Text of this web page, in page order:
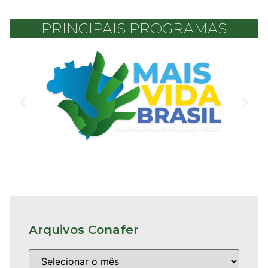
PRINCIPAIS PROGRAMAS
Arquivos Conafer